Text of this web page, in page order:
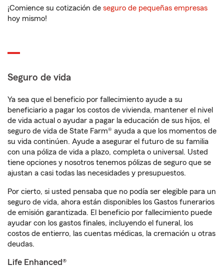
¡Comience su cotización de seguro de pequeñas empresas
hoy mismo!
Seguro de vida
Ya sea que el beneficio por fallecimiento ayude a su
beneficiario a pagar los costos de vivienda, mantener el nivel
de vida actual o ayudar a pagar la educación de sus hijos, el
seguro de vida de State Farm® ayuda a que los momentos de
su vida continúen. Ayude a asegurar el futuro de su familia
con una póliza de vida a plazo, completa o universal. Usted
tiene opciones y nosotros tenemos pólizas de seguro que se
ajustan a casi todas las necesidades y presupuestos.
Por cierto, si usted pensaba que no podía ser elegible para un
seguro de vida, ahora están disponibles los Gastos funerarios
de emisión garantizada. El beneficio por fallecimiento puede
ayudar con los gastos finales, incluyendo el funeral, los
costos de entierro, las cuentas médicas, la cremación u otras
deudas.
Life Enhanced®